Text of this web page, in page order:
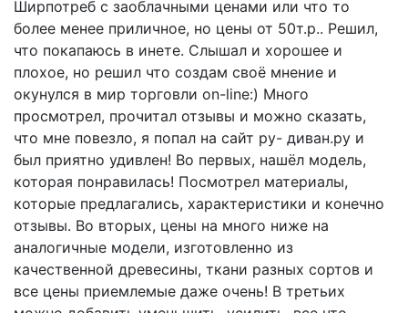
Ширпотреб с заоблачными ценами или что то
более менее приличное, но цены от 50т.р.. Решил,
что покапаюсь в инете. Слышал и хорошее и
плохое, но решил что создам своё мнение и
окунулся в мир торговли on-line:) Много
просмотрел, прочитал отзывы и можно сказать,
что мне повезло, я попал на сайт ру- диван.ру и
был приятно удивлен! Во первых, нашёл модель,
которая понравилась! Посмотрел материалы,
которые предлагались, характеристики и конечно
отзывы. Во вторых, цены на много ниже на
аналогичные модели, изготовленно из
качественной древесины, ткани разных сортов и
все цены приемлемые даже очень! В третьих